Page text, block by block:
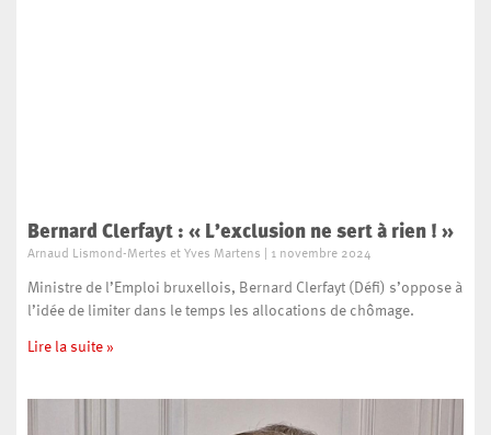
Bernard Clerfayt : « L’exclusion ne sert à rien ! »
Arnaud Lismond-Mertes et Yves Martens 1 novembre 2024
Ministre de l’Emploi bruxellois, Bernard Clerfayt (Défi) s’oppose à
l’idée de limiter dans le temps les allocations de chômage.
Lire la suite »